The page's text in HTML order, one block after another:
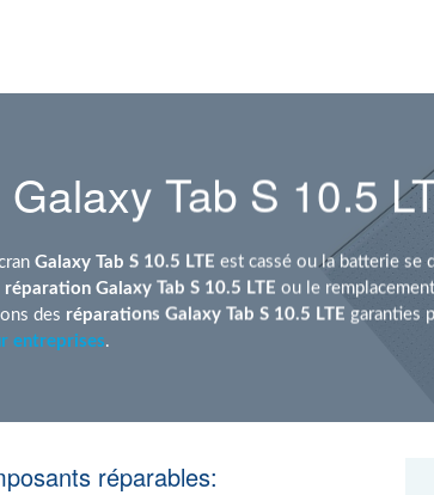
Tab S 10.5
Galaxy Tab S 10.5 LTE est cassé ou la batterie se
réparation Galaxy Tab S 10.5 LTE ou le
des réparations Galaxy Tab S 10.5 LTE garanties
entreprises.
réparables: